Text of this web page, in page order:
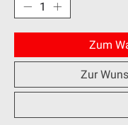
Zum
Zur